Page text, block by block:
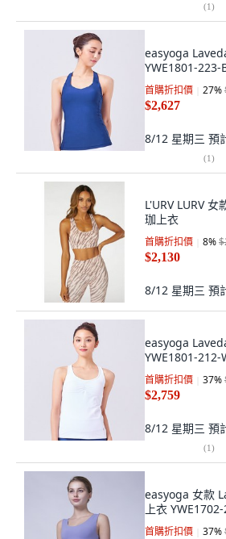
(1)
easyoga
YWE1801-223-
首購折扣價 27%
$2,627
8/12 星期三 預
(1)
L'URV LURV
珈上衣
首購折扣價 8%
$2,130
8/12 星期三 預
easyoga
YWE1801-212-
首購折扣價 37%
$2,759
8/12 星期三 預
(1)
easyoga 女款
上衣
首購折扣價 37%